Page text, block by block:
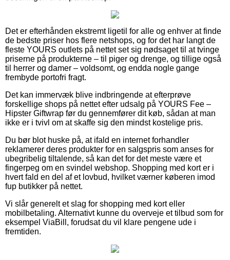
Det er efterhånden ekstremt ligetil for alle og enhver at finde
de bedste priser hos flere netshops, og for det har langt de
fleste YOURS outlets på nettet set sig nødsaget til at tvinge
priserne på produkterne – til piger og drenge, og tillige også
til herrer og damer – voldsomt, og endda nogle gange
frembyde portofri fragt.
Det kan immervæk blive indbringende at efterprøve
forskellige shops på nettet efter udsalg på YOURS Fee –
Hipster Giftwrap før du gennemfører dit køb, sådan at man
ikke er i tvivl om at skaffe sig den mindst kostelige pris.
Du bør blot huske på, at ifald en internet forhandler
reklamerer deres produkter for en salgspris som anses for
ubegribelig tiltalende, så kan det for det meste være et
fingerpeg om en svindel webshop. Shopping med kort er i
hvert fald en del af et lovbud, hvilket værner køberen imod
fup butikker på nettet.
Vi slår generelt et slag for shopping med kort eller
mobilbetaling. Alternativt kunne du overveje et tilbud som for
eksempel ViaBill, forudsat du vil klare pengene ude i
fremtiden.